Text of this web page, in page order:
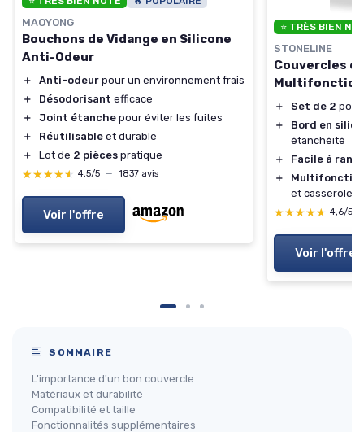
MAOYONG
Bouchons de Vidange en Silicone
Anti-Odeur
＋ Anti-odeur pour un environnement frais
＋
Désodorisant efficace
＋
Joint étanche pour éviter les fuites
＋
Réutilisable et durable
＋
Lot de 2 pièces pratique
★★★★★
★★★★★ 4,5/5 — 1837 avis
Voir l'offre
⭐ TRÈS BIEN
STONELINE
Couvercles
＋ Set de 2
＋
Bord en
étanchéité
＋
Facile à
＋
et casseroles
★★★★★
★★★★★ 4,6/5
Voir l'offre
SOMMAIRE
L'importance d'un bon couvercle
Matériaux et durabilité
Compatibilité et taille
Fonctionnalités supplémentaires